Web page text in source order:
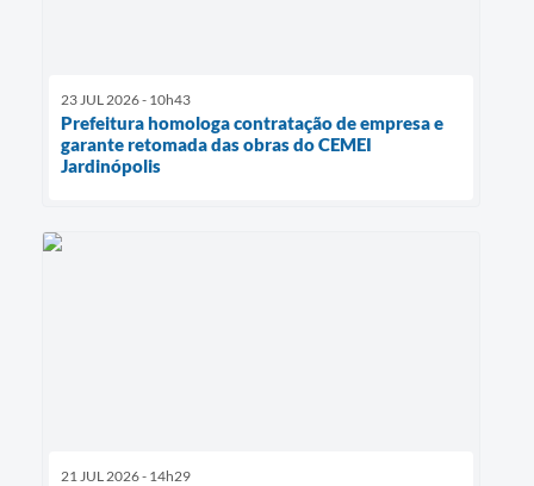
23 JUL 2026 - 10h43
Prefeitura homologa contratação de empresa e
garante retomada das obras do CEMEI
Jardinópolis
21 JUL 2026 - 14h29